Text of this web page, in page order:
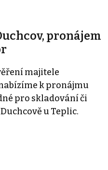
pronájem
majitele
k pronájmu
pro skladování či
u Teplic.